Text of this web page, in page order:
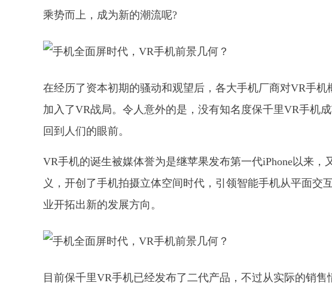
乘势而上，成为新的潮流呢?
在经历了资本初期的骚动和观望后，各大手机厂商对VR手
加入了VR战局。令人意外的是，没有知名度保千里VR手机
回到人们的眼前。
VR手机的诞生被媒体誉为是继苹果发布第一代iPhone以来
义，开创了手机拍摄立体空间时代，引领智能手机从平面交
业开拓出新的发展方向。
目前保千里VR手机已经发布了二代产品，不过从实际的销